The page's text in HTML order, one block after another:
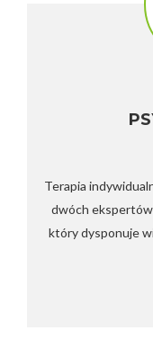
Terapia
dwóch
który dysponuje
których